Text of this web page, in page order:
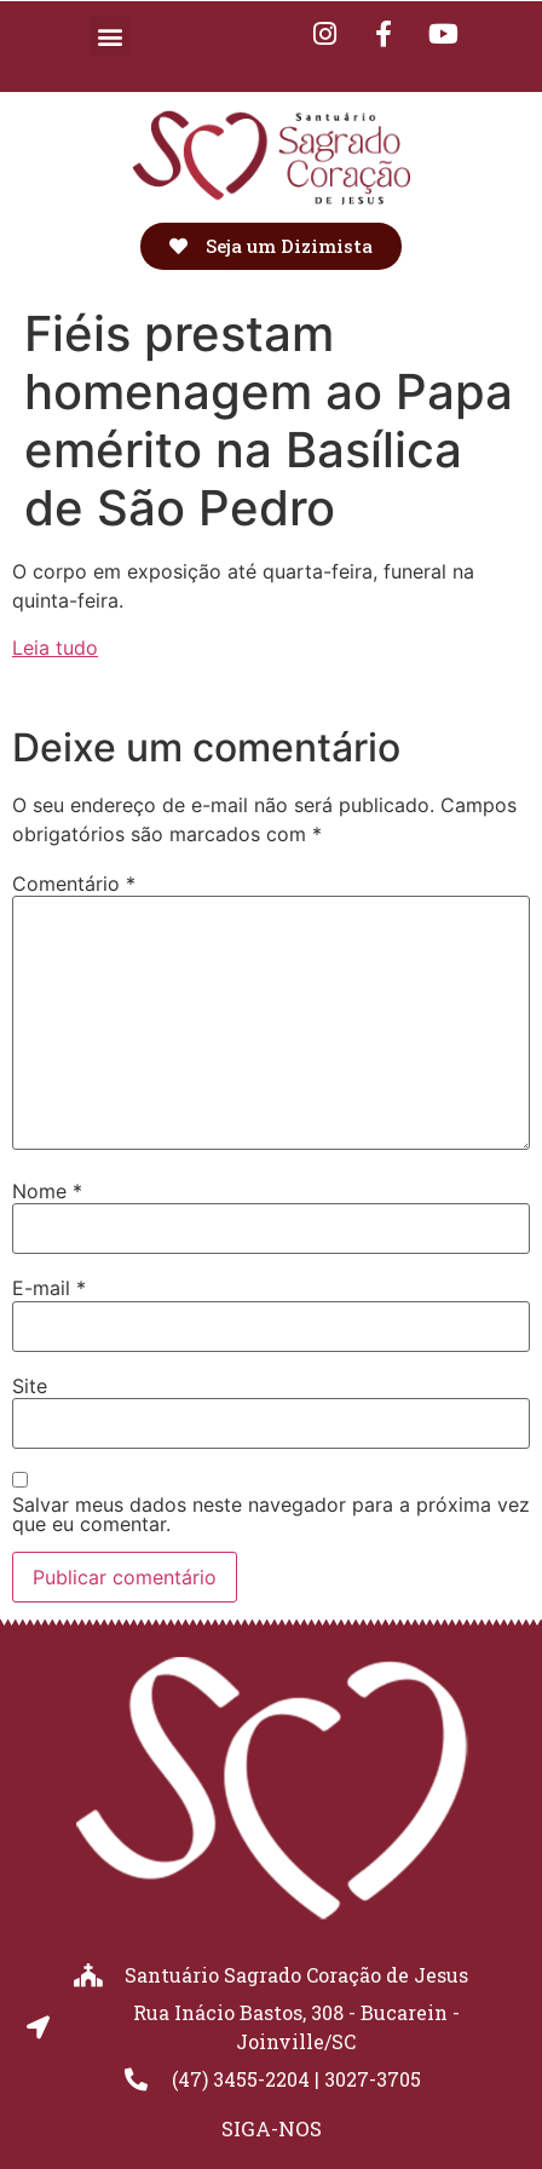
Seja um Dizimista
Fiéis prestam
homenagem ao Papa
emérito na Basílica
de São Pedro
O corpo em exposição até quarta-feira, funeral na
quinta-feira.
Leia tudo
Deixe um comentário
O seu endereço de e-mail não será publicado. Campos
obrigatórios são marcados com *
Comentário *
Nome *
E-mail *
Site
Salvar meus dados neste navegador para a próxima vez
que eu comentar.
Santuário Sagrado Coração de Jesus
Rua Inácio Bastos, 308 - Bucarein -
Joinville/SC
(47) 3455-2204 | 3027-3705
SIGA-NOS